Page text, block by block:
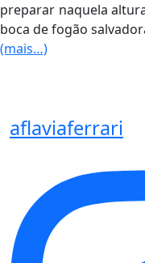
preparar naquela
boca de fogão
(mais…)
aflaviaferrari